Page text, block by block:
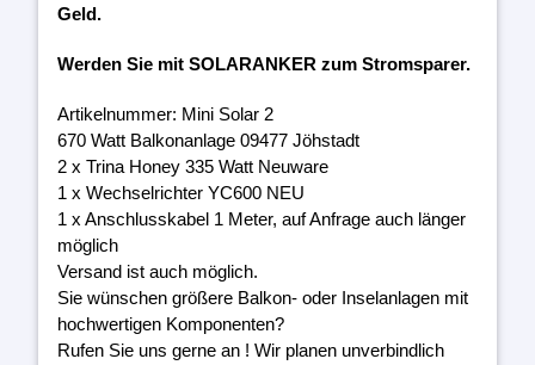
Geld.
Werden Sie mit SOLARANKER zum Stromsparer.
Artikelnummer: Mini Solar 2
670 Watt Balkonanlage 09477 Jöhstadt
2 x Trina Honey 335 Watt Neuware
1 x Wechselrichter YC600 NEU
1 x Anschlusskabel 1 Meter, auf Anfrage auch länger
möglich
Versand ist auch möglich.
Sie wünschen größere Balkon- oder Inselanlagen mit
hochwertigen Komponenten?
Rufen Sie uns gerne an ! Wir planen unverbindlich